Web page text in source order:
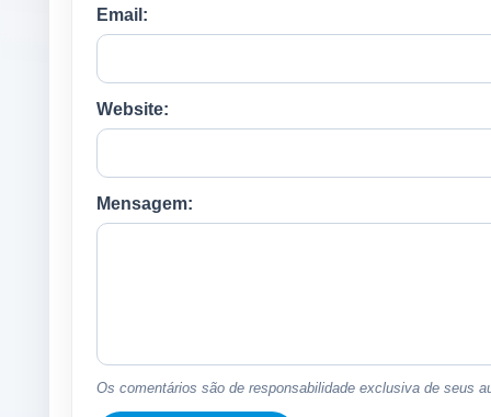
Email:
Website:
Mensagem:
Os comentários são de responsabilidade exclusiva de seus